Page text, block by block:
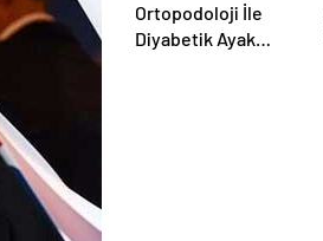
Ortopodoloji İle
Diyabetik Ayak